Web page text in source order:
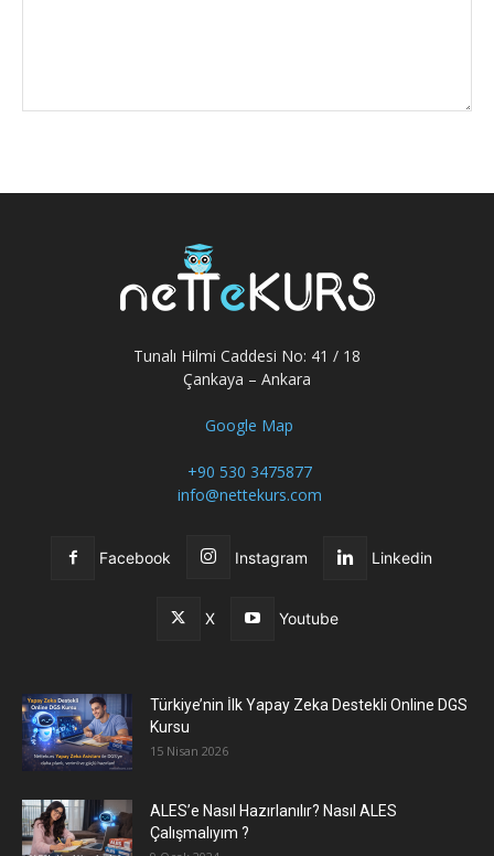
Tunalı Hilmi Caddesi No: 41 / 18
Çankaya – Ankara
Google Map
+90 530 3475877
info@nettekurs.com
Facebook Instagram Linkedin
X Youtube
Türkiye’nin İlk Yapay Zeka Destekli Online DGS
Kursu
15 Nisan 2026
ALES’e Nasıl Hazırlanılır? Nasıl ALES
Çalışmalıyım ?